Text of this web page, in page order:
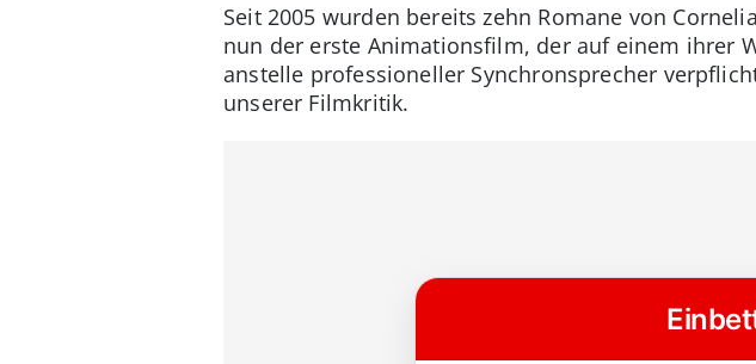
Seit 2005 wurden bereits zehn Romane von
nun der erste Animationsfilm, der auf einem ihrer
anstelle professioneller Synchronsprecher
unserer Filmkritik.